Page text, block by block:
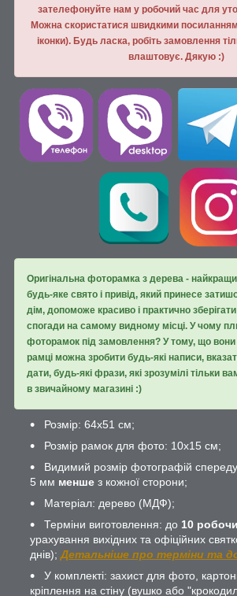
зателефонуйте нам у робочий час для
Можна скористатися швидкими
іконки). Будь ласка, робiть замовлення
влаштовує. Дякую :)
Оригінальна фоторамка з дерева -
будь-яке свято і привід, який принесе
дім, допоможе красиво і практично
спогади на самому видному місці. У чому
фоторамок під замовлення? У тому, що вони
рамці можна зробити будь-які написи,
дати, будь-які фрази, які зрозумілі тільки
в звичайному магазині :)
Розмір: 64х51 см;
Розмір рамок для фото: 10х15 см;
Видимий розмір фотографій
5 мм менше з кожної сторони;
Матеріал: дерево (МДФ);
Терміни виготовлення: до 10
урахування вихідних та офіційних
днів); Детальніше про терміни та
У комплекті: захист для фото,
кріплення на стіну (вушко або